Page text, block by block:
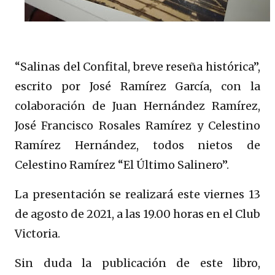
“Salinas del Confital, breve reseña histórica”,
escrito por José Ramírez García, con la
colaboración de Juan Hernández Ramírez,
José Francisco Rosales Ramírez y Celestino
Ramírez Hernández, todos nietos de
Celestino Ramírez “El Último Salinero”.
La presentación se realizará este viernes 13
de agosto de 2021, a las 19.00 horas en el Club
Victoria.
Sin duda la publicación de este libro,